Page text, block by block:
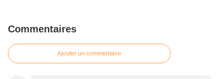
Commentaires
Ajouter un commentaire